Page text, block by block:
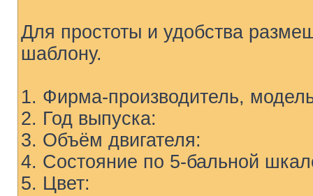
Для простоты и удобства
шаблону.
1. Фирма-производитель,
2. Год выпуска:
3. Объём двигателя:
4. Состояние по 5-бальной
5. Цвет: